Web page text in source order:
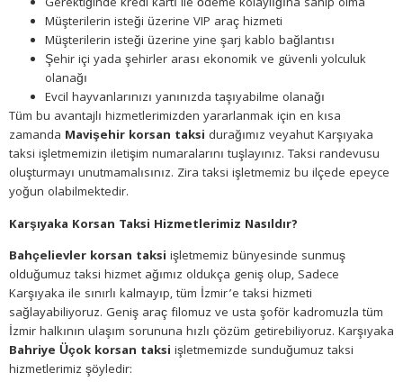
Müşterilerin isteği üzerine VIP araç hizmeti
Müşterilerin isteği üzerine yine şarj kablo bağlantısı
Şehir içi yada şehirler arası ekonomik ve güvenli yolculuk
olanağı
Evcil hayvanlarınızı yanınızda taşıyabilme olanağı
Tüm bu avantajlı hizmetlerimizden yararlanmak için en kısa
zamanda Mavişehir korsan taksi durağımız veyahut Karşıyaka
taksi işletmemizin iletişim numaralarını tuşlayınız. Taksi randevusu
oluşturmayı unutmamalısınız. Zira taksi işletmemiz bu ilçede epeyce
yoğun olabilmektedir.
Karşıyaka Korsan Taksi Hizmetlerimiz Nasıldır?
Bahçelievler korsan taksi işletmemiz bünyesinde sunmuş
olduğumuz taksi hizmet ağımız oldukça geniş olup, Sadece
Karşıyaka ile sınırlı kalmayıp, tüm İzmir’e taksi hizmeti
sağlayabiliyoruz. Geniş araç filomuz ve usta şoför kadromuzla tüm
İzmir halkının ulaşım sorununa hızlı çözüm getirebiliyoruz. Karşıyaka
Bahriye Üçok korsan taksi işletmemizde sunduğumuz taksi
hizmetlerimiz şöyledir: